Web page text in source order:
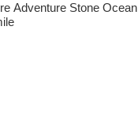
Adventure Stone Ocean